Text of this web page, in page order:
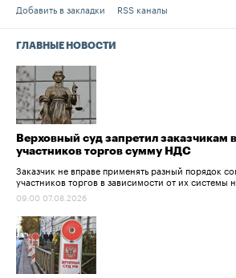
Добавить в закладки
RSS каналы
ГЛАВНЫЕ НОВОСТИ
Верховный суд запретил заказчикам
участников торгов сумму НДС
Заказчик не вправе применять разный порядок
участников торгов в зависимости от их системы
09:00 07.08.2026